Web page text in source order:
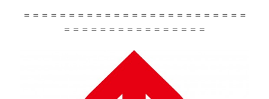
＝＝＝＝＝＝＝＝＝＝＝＝＝＝＝＝＝＝＝＝＝＝＝＝＝
＝＝＝＝＝＝＝＝＝＝＝＝＝＝＝＝